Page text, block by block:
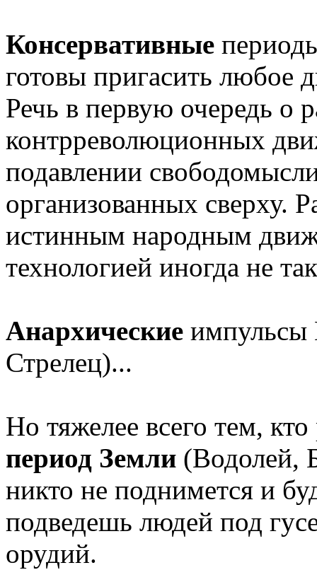
Консервативные
готовы пригасить любое
Речь в первую очередь о
контрреволюционных
подавлении
организованных сверху.
истинным народным
технологией иногда не
Анархические импульсы
Стрелец)...
Но тяжелее всего тем,
период Земли (Водолей,
никто не поднимется и
подведешь людей под
орудий.